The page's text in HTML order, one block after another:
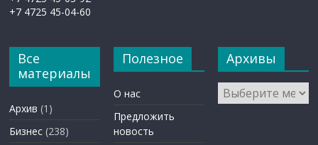
+7 4725 45-04-60
Все
материалы
Архив (1)
Бизнес (238)
Полезное
О нас
Предложить
новость
Архивы
Архивы